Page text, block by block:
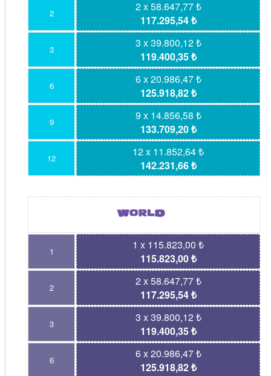
2
2 x 58.647,77 ₺
117.295,54 ₺
3
3 x 39.800,12 ₺
119.400,35 ₺
6
6 x 20.986,47 ₺
125.918,82 ₺
9
9 x 14.856,58 ₺
133.709,20 ₺
12
12 x 11.852,64 ₺
142.231,66 ₺
1
1 x 115.823,00 ₺
115.823,00 ₺
2
2 x 58.647,77 ₺
117.295,54 ₺
3
3 x 39.800,12 ₺
119.400,35 ₺
6
6 x 20.986,47 ₺
125.918,82 ₺